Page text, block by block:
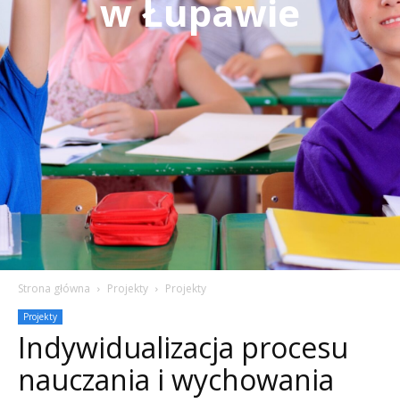
w Łupawie
Strona główna Projekty Projekty
Projekty
Indywidualizacja procesu
nauczania i wychowania